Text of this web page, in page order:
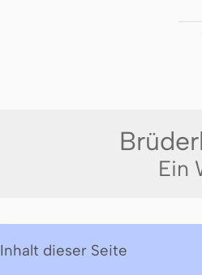
Ein
Inhalt dieser Seite